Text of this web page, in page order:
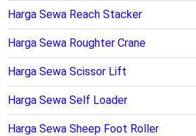
Harga Sewa Reach Stacker
Harga Sewa Roughter Crane
Harga Sewa Scissor Lift
Harga Sewa Self Loader
Harga Sewa Sheep Foot Roller